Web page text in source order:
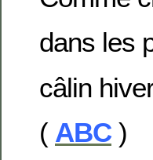
dans les
câlin
( ABC )